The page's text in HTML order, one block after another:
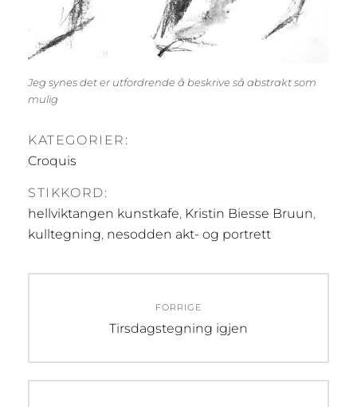
Jeg synes det er utfordrende å beskrive så abstrakt som
mulig
KATEGORIER:
Croquis
STIKKORD:
hellviktangen kunstkafe, Kristin Biesse Bruun,
kulltegning, nesodden akt- og portrett
FORRIGE
Forrige
Tirsdagstegning igjen